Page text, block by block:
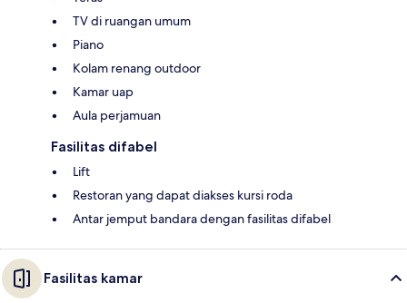
TV di ruangan umum
Piano
Kolam renang outdoor
Kamar uap
Aula perjamuan
Fasilitas difabel
Lift
Restoran yang dapat diakses kursi roda
Antar jemput bandara dengan fasilitas difabel
Fasilitas kamar